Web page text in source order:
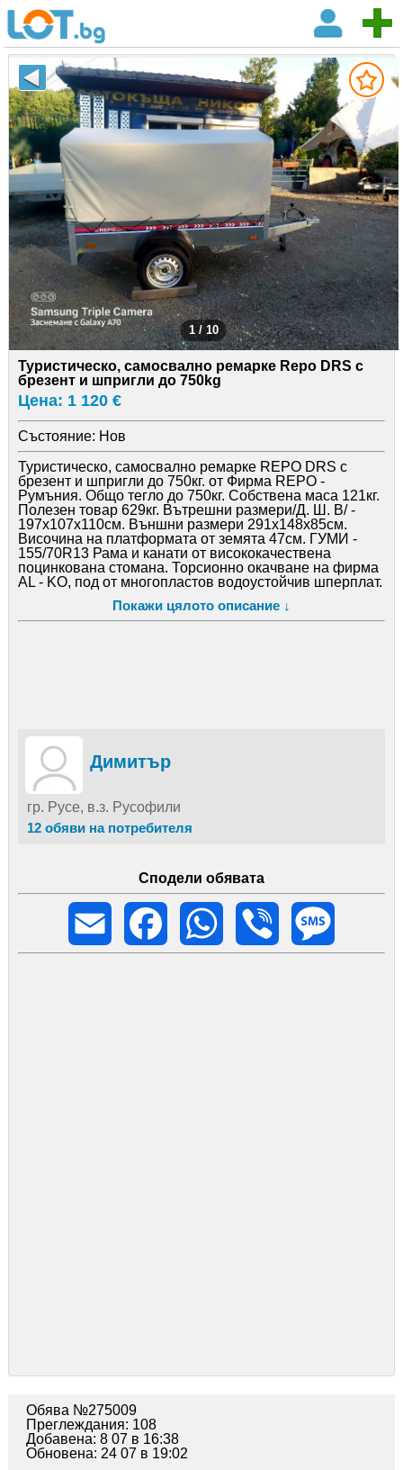
1 / 10
Туристическо, самосвално ремарке Repo DRS с
брезент и шпригли до 750kg
Цена: 1 120 €
Състояние: Нов
Туристическо, самосвално ремарке REPO DRS с
брезент и шпригли до 750кг. от Фирма REPO -
Румъния. Общо тегло до 750кг. Собствена маса 121кг.
Полезен товар 629кг. Вътрешни размери/Д. Ш. В/ -
197x107x110см. Външни размери 291x148x85см.
Височина на платформата от земята 47см. ГУМИ -
155/70R13 Рама и канати от висококачествена
поцинкована стомана. Торсионно окачване на фирма
AL - KO, под от многопластов водоустойчив шперплат.
полюсен куплунг, вкл. маневрено колело и скоба.
ЧИСТО НОВО РЕМАРКЕ! ЦЕНАТА Е С ПЛАТЕНО
Възможност за лизинг!
Покажи цялото описание ↓
Димитър
гр. Русе, в.з. Русофили
12 обяви на потребителя
Сподели обявата
Email
Facebook WhatsApp Viber
Обява №275009
Преглеждания: 108
Добавена: 8 07 в 16:38
Обновена: 24 07 в 19:02